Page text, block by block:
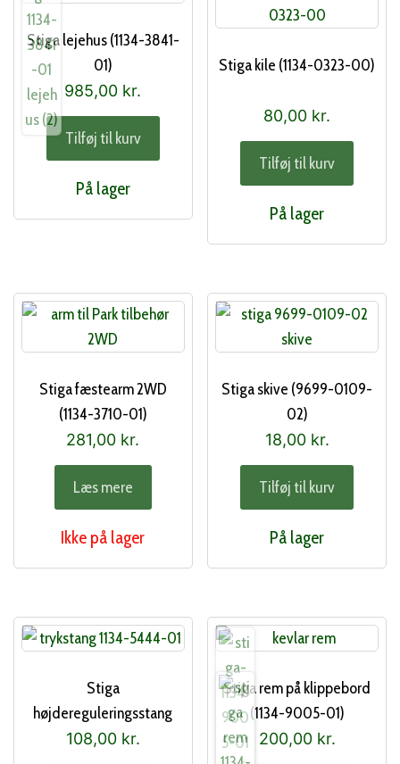
Stiga lejehus (1134-3841-
01)
985,00 kr.
Tilføj til kurv
På lager
Stiga kile (1134-0323-00)
80,00 kr.
Tilføj til kurv
På lager
Stiga fæstearm 2WD
(1134-3710-01)
281,00 kr.
Læs mere
Ikke på lager
Stiga skive (9699-0109-
02)
18,00 kr.
Tilføj til kurv
På lager
Stiga
højdereguleringsstang
(1134-5444-01)
108,00 kr.
Stiga rem på klippebord
(1134-9005-01)
200,00 kr.